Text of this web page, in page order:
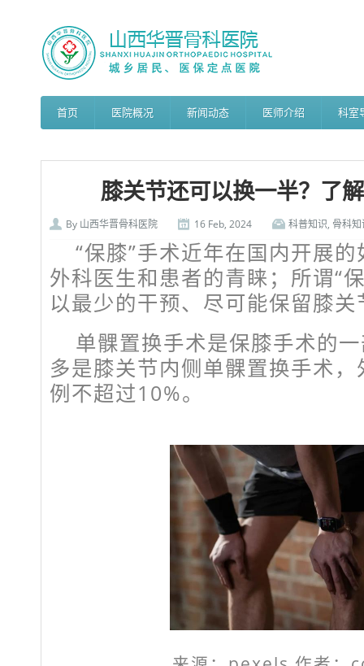
首页 医院概况 新闻动态 医师介绍 科室
膝关节还可以换一半？了
By 山西华晋骨科医院 16 Feb, 2024 科普知识, 骨科知
“保膝”手术近年在国内开展
外科医生和患者的青睐；所谓“
以最少的干预、尽可能保留膝
单髁置换手术是保膝手术的
多是膝关节内侧单髁置换手术
例不超过10%。